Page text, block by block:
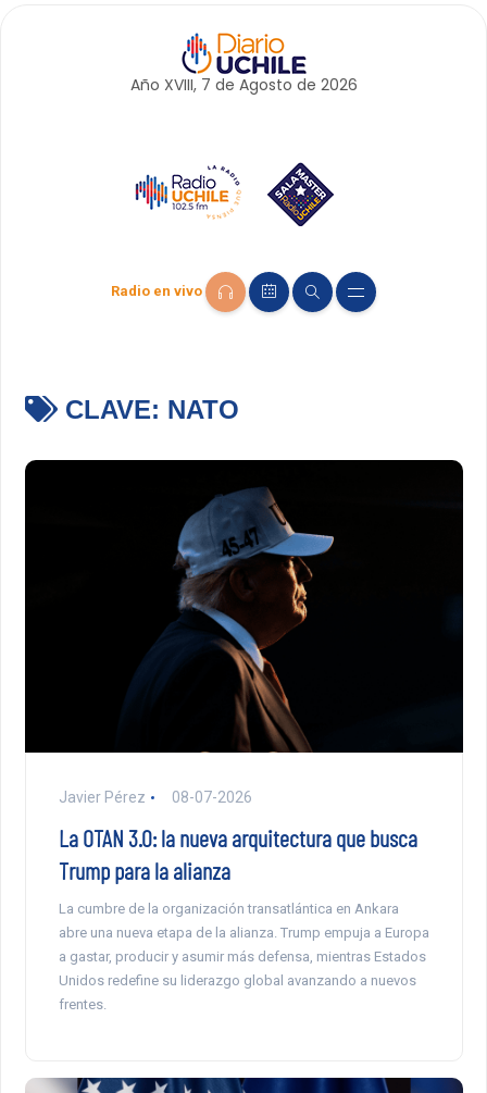
Año XVIII, 7 de Agosto de 2026
Radio en vivo
CLAVE: NATO
Javier Pérez 08-07-2026
La OTAN 3.0: la nueva arquitectura que busca
Trump para la alianza
La cumbre de la organización transatlántica en Ankara
abre una nueva etapa de la alianza. Trump empuja a Europa
a gastar, producir y asumir más defensa, mientras Estados
Unidos redefine su liderazgo global avanzando a nuevos
frentes.